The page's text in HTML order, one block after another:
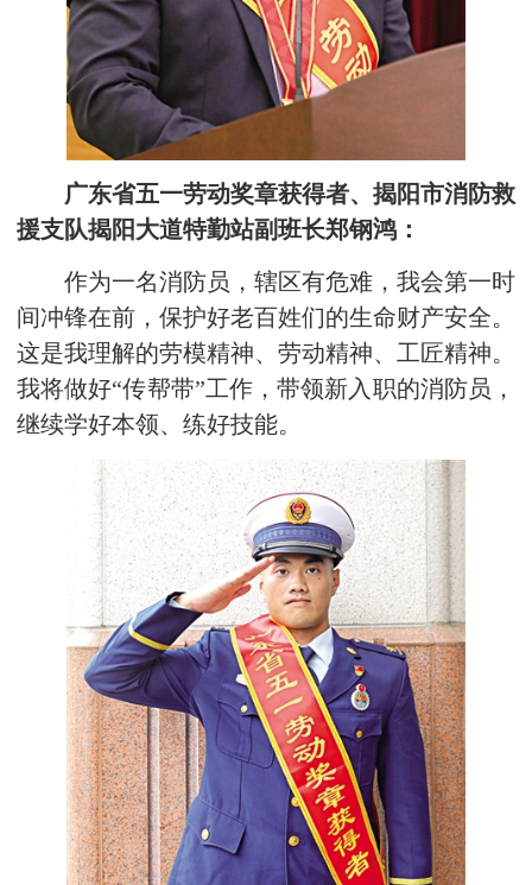
广东省五一劳动奖章获得者、揭阳市消防救
援支队揭阳大道特勤站副班长郑钢鸿：
作为一名消防员，辖区有危难，我会第一时
间冲锋在前，保护好老百姓们的生命财产安全。
这是我理解的劳模精神、劳动精神、工匠精神。
我将做好“传帮带”工作，带领新入职的消防员，
继续学好本领、练好技能。